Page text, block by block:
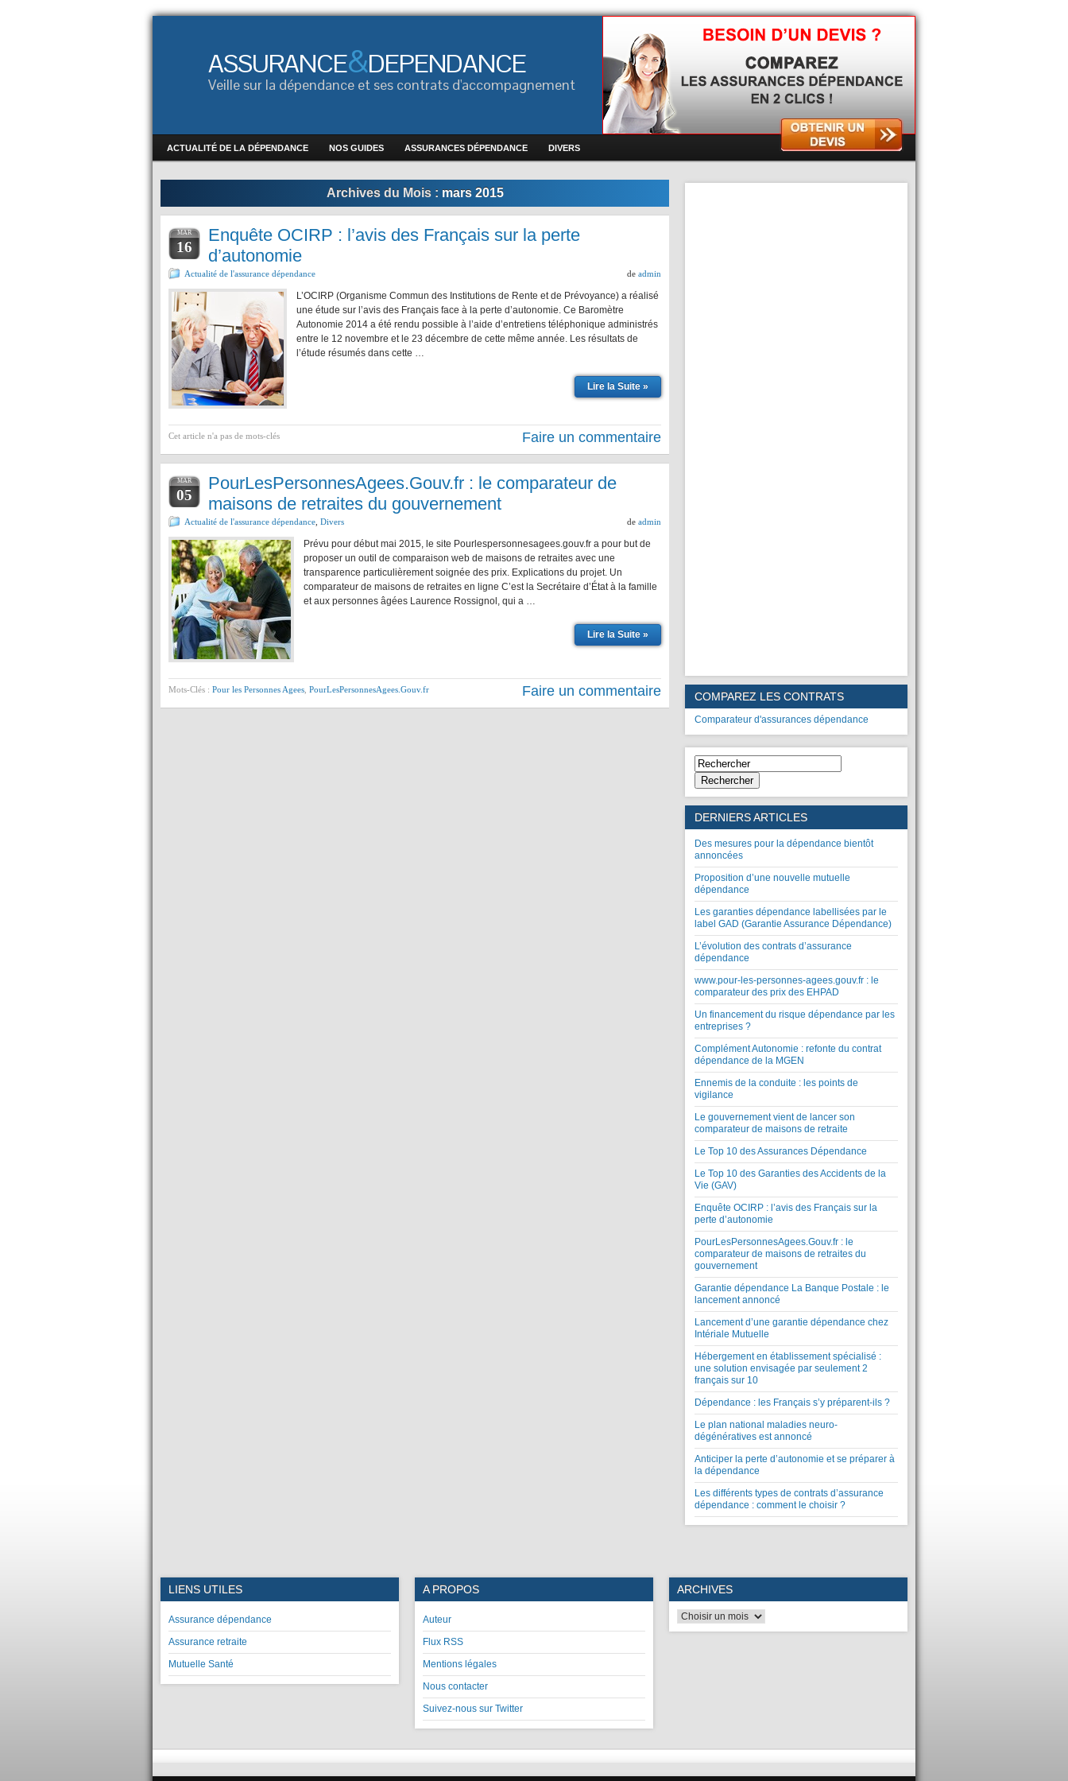
ASSURANCE&DEPENDANCE
Veille sur la dépendance et ses contrats d'accompagnement
ACTUALITÉ DE LA DÉPENDANCE NOS GUIDES ASSURANCES DÉPENDANCE DIVERS
Archives du Mois : mars 2015
MAR
16
Enquête OCIRP : l’avis des Français sur la perte
d’autonomie
Actualité de l'assurance dépendance de admin
L’OCIRP (Organisme Commun des Institutions de Rente et de Prévoyance) a réalisé
une étude sur l’avis des Français face à la perte d’autonomie. Ce Baromètre
Autonomie 2014 a été rendu possible à l’aide d’entretiens téléphonique administrés
entre le 12 novembre et le 23 décembre de cette même année. Les résultats de
l’étude résumés dans cette …
Lire la Suite »
Cet article n'a pas de mots-clés Faire un commentaire
MAR
05
PourLesPersonnesAgees.Gouv.fr : le comparateur de
maisons de retraites du gouvernement
Actualité de l'assurance dépendance Divers de admin
Prévu pour début mai 2015, le site Pourlespersonnesagees.gouv.fr a pour but de
proposer un outil de comparaison web de maisons de retraites avec une
transparence particulièrement soignée des prix. Explications du projet. Un
comparateur de maisons de retraites en ligne C’est la Secrétaire d’État à la famille
et aux personnes âgées Laurence Rossignol, qui a …
Lire la Suite »
Mots-Clés : Pour les Personnes Agees PourLesPersonnesAgees.Gouv.fr Faire un commentaire COMPAREZ LES CONTRATS
Comparateur d'assurances dépendance
Rechercher
DERNIERS ARTICLES
Des mesures pour la dépendance bientôt
annoncées
Proposition d’une nouvelle mutuelle
dépendance
Les garanties dépendance labellisées par le
label GAD (Garantie Assurance Dépendance)
L’évolution des contrats d’assurance
dépendance
www.pour-les-personnes-agees.gouv.fr : le
comparateur des prix des EHPAD
Un financement du risque dépendance par les
entreprises ?
Complément Autonomie : refonte du contrat
dépendance de la MGEN
Ennemis de la conduite : les points de
vigilance
Le gouvernement vient de lancer son
comparateur de maisons de retraite
Le Top 10 des Assurances Dépendance
Le Top 10 des Garanties des Accidents de la
Vie (GAV)
Enquête OCIRP : l’avis des Français sur la
perte d’autonomie
PourLesPersonnesAgees.Gouv.fr : le
comparateur de maisons de retraites du
gouvernement
Garantie dépendance La Banque Postale : le
lancement annoncé
Lancement d’une garantie dépendance chez
Intériale Mutuelle
Hébergement en établissement spécialisé :
une solution envisagée par seulement 2
français sur 10
Dépendance : les Français s’y préparent-ils ?
Le plan national maladies neuro-
dégénératives est annoncé
Anticiper la perte d’autonomie et se préparer à
la dépendance
Les différents types de contrats d’assurance
dépendance : comment le choisir ?
LIENS UTILES
Assurance dépendance
Assurance retraite
Mutuelle Santé
A PROPOS
Auteur
Flux RSS
Mentions légales
Nous contacter
Suivez-nous sur Twitter
ARCHIVES